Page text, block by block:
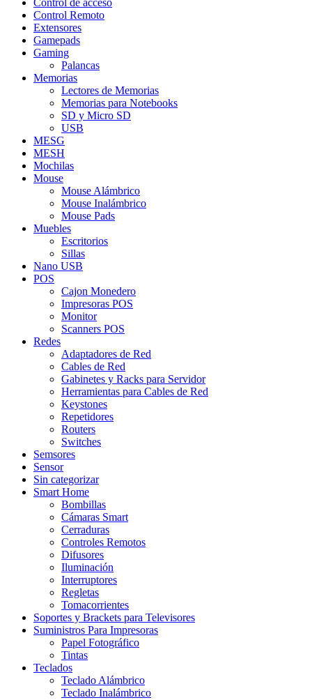
Control de acceso
Control Remoto
Extensores
Gamepads
Gaming
Palancas
Memorias
Lectores de Memorias
Memorias para Notebooks
SD y Micro SD
USB
MESG
MESH
Mochilas
Mouse
Mouse Alámbrico
Mouse Inalámbrico
Mouse Pads
Muebles
Escritorios
Sillas
Nano USB
POS
Cajon Monedero
Impresoras POS
Monitor
Scanners POS
Redes
Adaptadores de Red
Cables de Red
Gabinetes y Racks para Servidor
Herramientas para Cables de Red
Keystones
Repetidores
Routers
Switches
Semsores
Sensor
Sin categorizar
Smart Home
Bombillas
Cámaras Smart
Cerraduras
Controles Remotos
Difusores
Iluminación
Interruptores
Regletas
Tomacorrientes
Soportes y Brackets para Televisores
Suministros Para Impresoras
Papel Fotográfico
Tintas
Teclados
Teclado Alámbrico
Teclado Inalámbrico